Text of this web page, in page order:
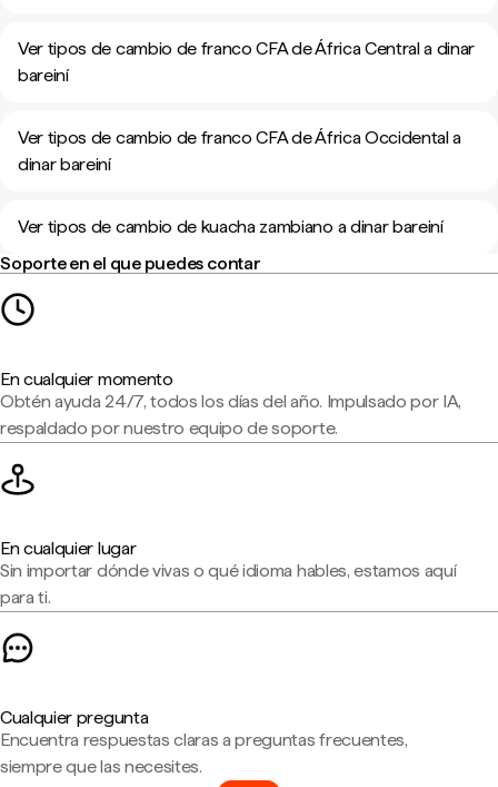
Ver tipos de cambio de franco CFA de África Central a dinar
bareiní
Ver tipos de cambio de franco CFA de África Occidental a
dinar bareiní
Ver tipos de cambio de kuacha zambiano a dinar bareiní
Soporte en el que puedes contar
En cualquier momento
Obtén ayuda 24/7, todos los días del año. Impulsado por IA,
respaldado por nuestro equipo de soporte.
En cualquier lugar
Sin importar dónde vivas o qué idioma hables, estamos aquí
para ti.
Cualquier pregunta
Encuentra respuestas claras a preguntas frecuentes,
siempre que las necesites.